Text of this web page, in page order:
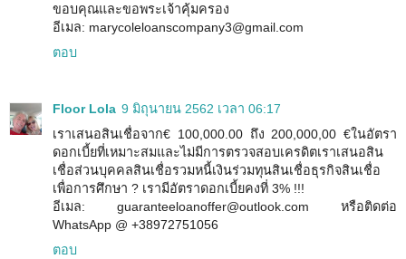
ขอบคุณและขอพระเจ้าคุ้มครอง
อีเมล: marycoleloanscompany3@gmail.com
ตอบ
Floor Lola 9 มิถุนายน 2562 เวลา 06:17
เราเสนอสินเชื่อจาก€ 100,000.00 ถึง 200,000,00 €ในอัตรา
ดอกเบี้ยที่เหมาะสมและไม่มีการตรวจสอบเครดิตเราเสนอสิน
เชื่อส่วนบุคคลสินเชื่อรวมหนี้เงินร่วมทุนสินเชื่อธุรกิจสินเชื่อ
เพื่อการศึกษา ? เรามีอัตราดอกเบี้ยคงที่ 3% !!!
อีเมล: guaranteeloanoffer@outlook.com หรือติดต่อ
WhatsApp @ +38972751056
ตอบ